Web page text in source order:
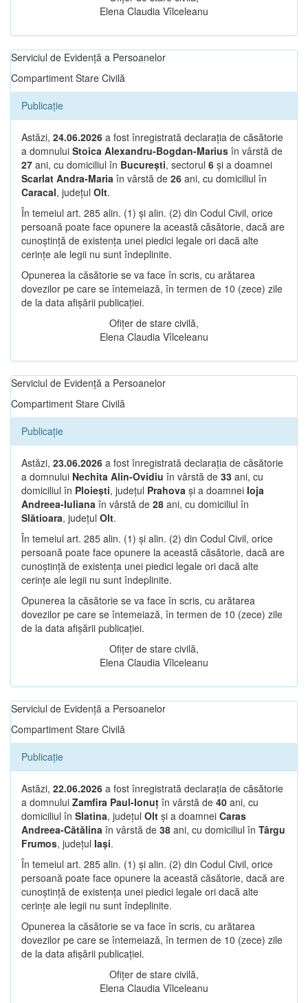
Elena Claudia Vîlceleanu
Serviciul de Evidență a Persoanelor
Compartiment Stare Civilă
Publicație
Astăzi, 24.06.2026 a fost înregistrată declarația de căsătorie
a domnului Stoica Alexandru-Bogdan-Marius în vârstă de
27 ani, cu domiciliul în București, sectorul 6 și a doamnei
Scarlat Andra-Maria în vârstă de 26 ani, cu domiciliul în
Caracal, județul Olt.
În temeiul art. 285 alin. (1) și alin. (2) din Codul Civil, orice
persoană poate face opunere la această căsătorie, dacă are
cunoștință de existența unei piedici legale ori dacă alte
cerințe ale legii nu sunt îndeplinite.
Opunerea la căsătorie se va face în scris, cu arătarea
dovezilor pe care se întemeiază, în termen de 10 (zece) zile
de la data afișării publicației.
Ofițer de stare civilă,
Elena Claudia Vîlceleanu
Serviciul de Evidență a Persoanelor
Compartiment Stare Civilă
Publicație
Astăzi, 23.06.2026 a fost înregistrată declarația de căsătorie
a domnului Nechita Alin-Ovidiu în vârstă de 33 ani, cu
domiciliul în Ploiești, județul Prahova și a doamnei Ioja
Andreea-Iuliana în vârstă de 28 ani, cu domiciliul în
Slătioara, județul Olt.
În temeiul art. 285 alin. (1) și alin. (2) din Codul Civil, orice
persoană poate face opunere la această căsătorie, dacă are
cunoștință de existența unei piedici legale ori dacă alte
cerințe ale legii nu sunt îndeplinite.
Opunerea la căsătorie se va face în scris, cu arătarea
dovezilor pe care se întemeiază, în termen de 10 (zece) zile
de la data afișării publicației.
Ofițer de stare civilă,
Elena Claudia Vîlceleanu
Serviciul de Evidență a Persoanelor
Compartiment Stare Civilă
Publicație
Astăzi, 22.06.2026 a fost înregistrată declarația de căsătorie
a domnului Zamfira Paul-Ionuț în vârstă de 40 ani, cu
domiciliul în Slatina, județul Olt și a doamnei Caras
Andreea-Cătălina în vârstă de 38 ani, cu domiciliul în Târgu
Frumos, județul Iași.
În temeiul art. 285 alin. (1) și alin. (2) din Codul Civil, orice
persoană poate face opunere la această căsătorie, dacă are
cunoștință de existența unei piedici legale ori dacă alte
cerințe ale legii nu sunt îndeplinite.
Opunerea la căsătorie se va face în scris, cu arătarea
dovezilor pe care se întemeiază, în termen de 10 (zece) zile
de la data afișării publicației.
Ofițer de stare civilă,
Elena Claudia Vîlceleanu